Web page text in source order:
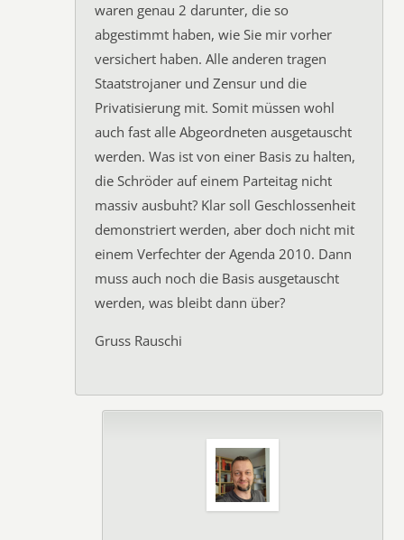
waren genau 2 darunter, die so
abgestimmt haben, wie Sie mir vorher
versichert haben. Alle anderen tragen
Staatstrojaner und Zensur und die
Privatisierung mit. Somit müssen wohl
auch fast alle Abgeordneten ausgetauscht
werden. Was ist von einer Basis zu halten,
die Schröder auf einem Parteitag nicht
massiv ausbuht? Klar soll Geschlossenheit
demonstriert werden, aber doch nicht mit
einem Verfechter der Agenda 2010. Dann
muss auch noch die Basis ausgetauscht
werden, was bleibt dann über?
Gruss Rauschi